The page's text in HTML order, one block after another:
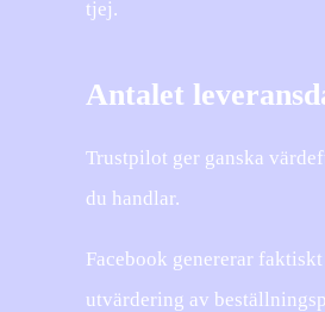
tjej.
Antalet
Trustpilot ger ganska
du handlar.
Facebook genererar
utvärdering av